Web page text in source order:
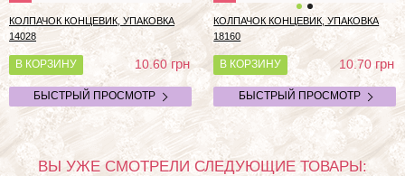
КОЛПАЧОК КОНЦЕВИК, УПАКОВКА
14028
В КОРЗИНУ 10.60грн
БЫСТРЫЙ ПРОСМОТР
КОЛПАЧОК КОНЦЕВИК, УПАКОВКА
18160
В КОРЗИНУ 10.70грн
БЫСТРЫЙ ПРОСМОТР
ВЫ УЖЕ СМОТРЕЛИ СЛЕДУЮЩИЕ ТОВАРЫ: